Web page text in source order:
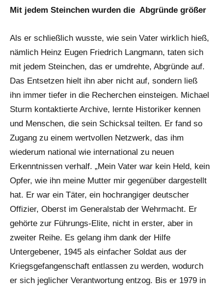
Mit jedem Steinchen wurden die Abgründe größer
Als er schließlich wusste, wie sein Vater wirklich hieß,
nämlich Heinz Eugen Friedrich Langmann, taten sich
mit jedem Steinchen, das er umdrehte, Abgründe auf.
Das Entsetzen hielt ihn aber nicht auf, sondern ließ
ihn immer tiefer in die Recherchen einsteigen. Michael
Sturm kontaktierte Archive, lernte Historiker kennen
und Menschen, die sein Schicksal teilten. Er fand so
Zugang zu einem wertvollen Netzwerk, das ihm
wiederum national wie international zu neuen
Erkenntnissen verhalf. „Mein Vater war kein Held, kein
Opfer, wie ihn meine Mutter mir gegenüber dargestellt
hat. Er war ein Täter, ein hochrangiger deutscher
Offizier, Oberst im Generalstab der Wehrmacht. Er
gehörte zur Führungs-Elite, nicht in erster, aber in
zweiter Reihe. Es gelang ihm dank der Hilfe
Untergebener, 1945 als einfacher Soldat aus der
Kriegsgefangenschaft entlassen zu werden, wodurch
er sich jeglicher Verantwortung entzog. Bis er 1979 in